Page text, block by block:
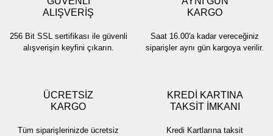
ALIŞVERİŞ
256 Bit SSL sertifikası ile güvenli
alışverişin keyfini çıkarın.
KARGO
Saat 16.00'a kadar vereceğiniz
siparişler aynı gün kargoya verilir.
ÜCRETSİZ
KARGO
Tüm siparişlerinizde ücretsiz
KREDİ KARTINA
TAKSİT İMKANI
Kredi Kartlarına taksit